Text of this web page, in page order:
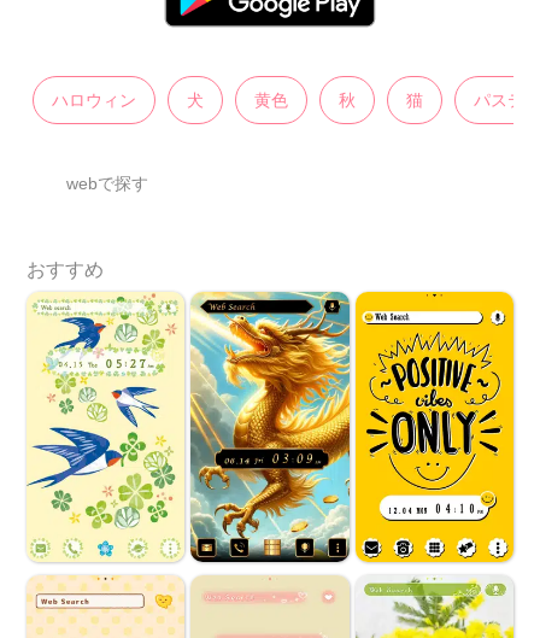
ハロウィン 犬 黄色 秋 猫 パステ
webで探す
おすすめ